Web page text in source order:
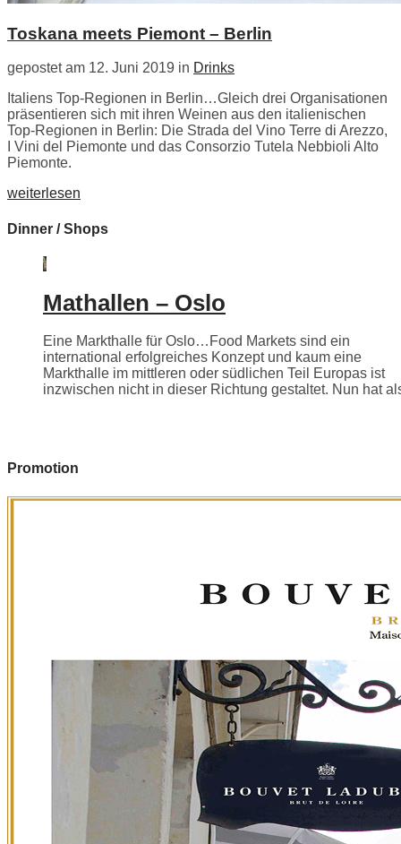
Toskana meets Piemont – Berlin
gepostet am 12. Juni 2019 in Drinks
Italiens Top-Regionen in Berlin…Gleich drei Organisationen
präsentieren sich mit ihren Weinen aus den italienischen
Top-Regionen in Berlin: Die Strada del Vino Terre di Arezzo,
I Vini del Piemonte und das Consorzio Tutela Nebbioli Alto
Piemonte.
weiterlesen
Dinner / Shops
Mathallen – Oslo
Eine Markthalle für Oslo…Food Markets sind ein
international erfolgreiches Konzept und kaum eine
Markthalle im mittleren oder südlichen Teil Europas ist
inzwischen nicht in dieser Richtung gestaltet. Nun hat
Promotion